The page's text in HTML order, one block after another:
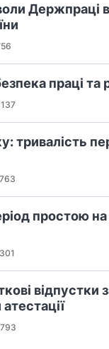
Держпраці
праці
тривалість
простою
відпустки